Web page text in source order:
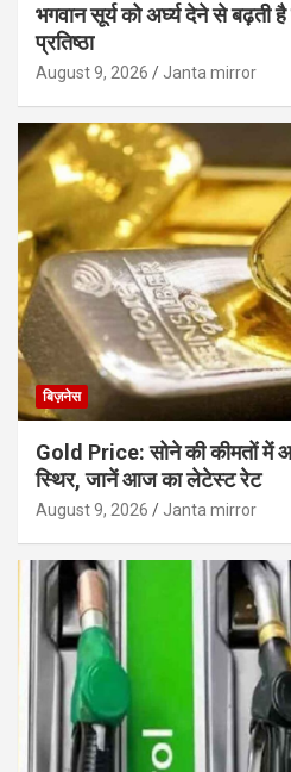
भगवान सूर्य को अर्घ्य देने से बढ़ती
प्रतिष्ठा
August 9, 2026 Janta mirror
बिज़नेस
Gold Price: सोने की कीमतों में
स्थिर, जानें आज का लेटेस्ट रेट
August 9, 2026 Janta mirror